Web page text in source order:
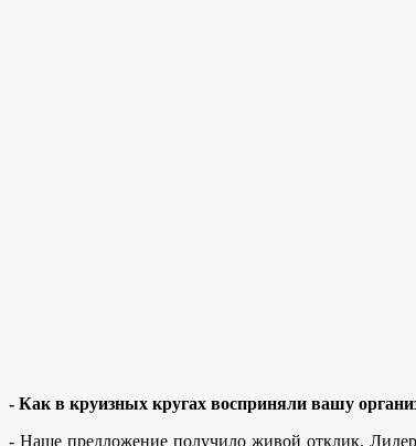
- Как в круизных кругах восприняли вашу
- Наше предложение получило живой отклик.